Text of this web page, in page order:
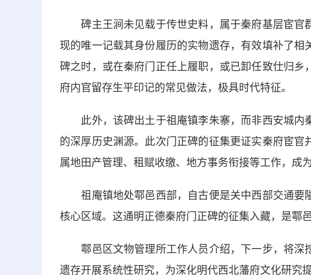
碑主王涧未见载于传世史料，属于秦府基层宦官
现的唯一记载其身份履历的实物遗存，有效填补了
碑之时，或在秦府门正任上履职，或已卸任致仕归
府内官留存生平印记的常见做法，极具时代特征。
此外，该碑出土于祖庵镇李朱寨，而非西安城内
的深厚历史渊源。此次门正碑的征集更证实秦府宦
属地田产管理、租赋收缴、地方事务衔接等工作，成
祖庵镇地处鄠邑西部，自古便是关中西部交通要
核心区域。这通明正德秦府门正碑的征集入藏，是鄠
鄠邑区文物管理所工作人员介绍，下一步，将深
遗存开展系统性研究，为深化明代西北藩府文化研究